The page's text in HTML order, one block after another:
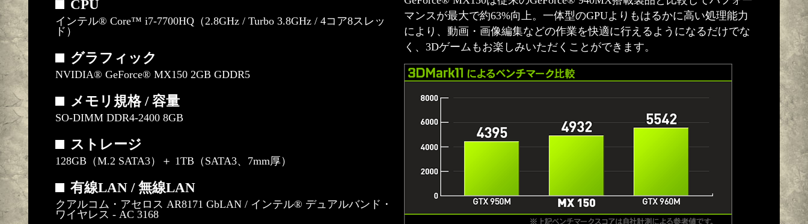
CPU
インテル® Core™ i7-7700HQ（2.8GHz / Turbo 3.8GHz / 4コア8スレッ
ド）
グラフィック
NVIDIA® GeForce® MX150 2GB GDDR5
メモリ規格 / 容量
SO-DIMM DDR4-2400 8GB
ストレージ
128GB（M.2 SATA3）＋ 1TB（SATA3、7mm厚）
有線LAN / 無線LAN
クアルコム・アセロス AR8171 GbLAN / インテル® デュアルバンド・
ワイヤレス - AC 3168
マンスが最大で約63%向上。一体型のGPUよりもはるかに高い処理能力
により、動画・画像編集などの作業を快適に行えるようになるだけでな
く、3Dゲームもお楽しみいただくことができます。